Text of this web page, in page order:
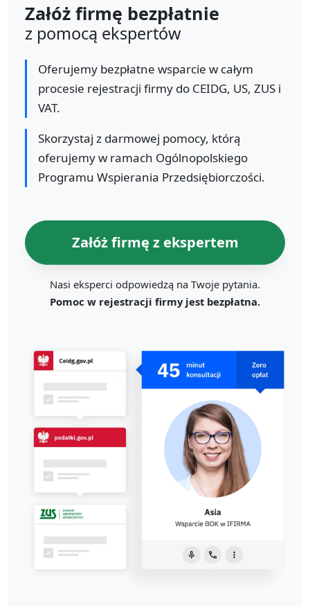
Załóż firmę bezpłatnie
z pomocą ekspertów
Oferujemy bezpłatne wsparcie w całym
procesie rejestracji firmy do CEIDG, US, ZUS i
VAT.
Skorzystaj z darmowej pomocy, którą
oferujemy w ramach Ogólnopolskiego
Programu Wspierania Przedsiębiorczości.
Załóż firmę z ekspertem
Nasi eksperci odpowiedzą na Twoje pytania.
Pomoc w rejestracji firmy jest bezpłatna.